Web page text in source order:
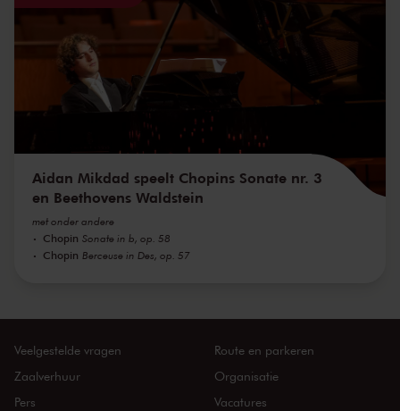
Aidan Mikdad speelt Chopins Sonate nr. 3
en Beethovens Waldstein
met onder andere
Chopin Sonate in b, op. 58
Chopin Berceuse in Des, op. 57
Veelgestelde vragen
Zaalverhuur
Pers
Route en parkeren
Organisatie
Vacatures